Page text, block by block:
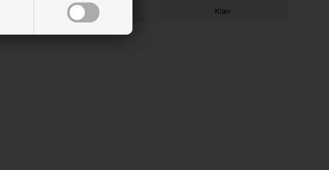
Binocularer Klær